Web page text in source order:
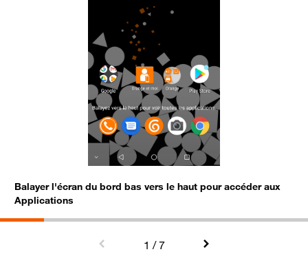
Balayer l'écran du bord bas vers le haut pour accéder aux
Applications
1 / 7